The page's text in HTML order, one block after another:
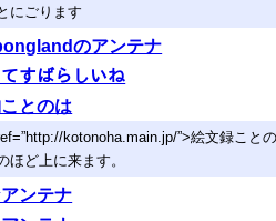
にごります
のアンテナ
てすばらしいね
とのは
kotonoha.main.jp/”>絵文録こ
ほど上に来ます。
ンテナ